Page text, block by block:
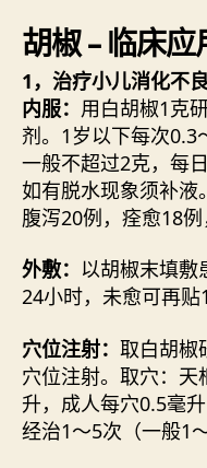
胡椒 – 临床应
1，治疗小儿消化不
内服： 用白胡椒1克
剂。1岁以下每次0.3
一般不超过2克，每
如有脱水现象须补液
腹泻20例，痊愈18例
外敷： 以胡椒末填敷
24小时，未愈可再贴
穴位注射： 取白胡椒
穴位注射。取穴：
升，成人每穴0.5毫
经治1～5次（一般1